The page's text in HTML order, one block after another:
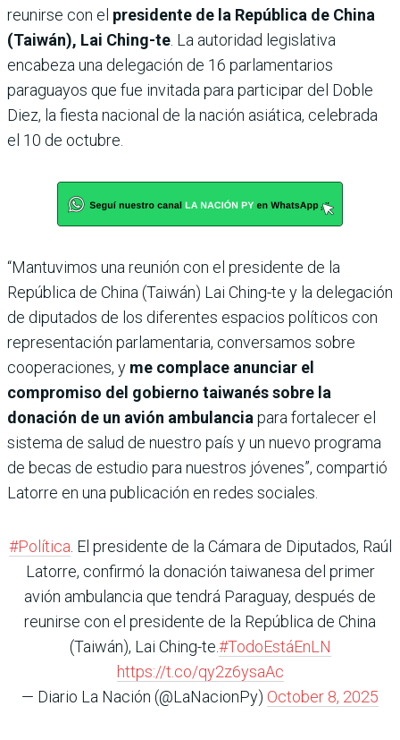
reunirse con el presidente de la República de China
(Taiwán), Lai Ching-te. La autoridad legislativa
encabeza una delegación de 16 parlamentarios
paraguayos que fue invitada para participar del Doble
Diez, la fiesta nacional de la nación asiática, celebrada
el 10 de octubre.
“Mantuvimos una reunión con el presidente de la
República de China (Taiwán) Lai Ching-te y la delegación
de diputados de los diferentes espacios políticos con
representación parlamentaria, conversamos sobre
cooperaciones, y me complace anunciar el
compromiso del gobierno taiwanés sobre la
donación de un avión ambulanciapara fortalecer el
sistema de salud de nuestro país y un nuevo programa
de becas de estudio para nuestros jóvenes”, compartió
Latorre en una publicación en redes sociales.
#Política. El presidente de la Cámara de Diputados, Raúl
Latorre, confirmó la donación taiwanesa del primer
avión ambulancia que tendrá Paraguay, después de
reunirse con el presidente de la República de China
(Taiwán), Lai Ching-te.#TodoEstáEnLN
https://t.co/qy2z6ysaAc
— Diario La Nación (@LaNacionPy) October 8, 2025